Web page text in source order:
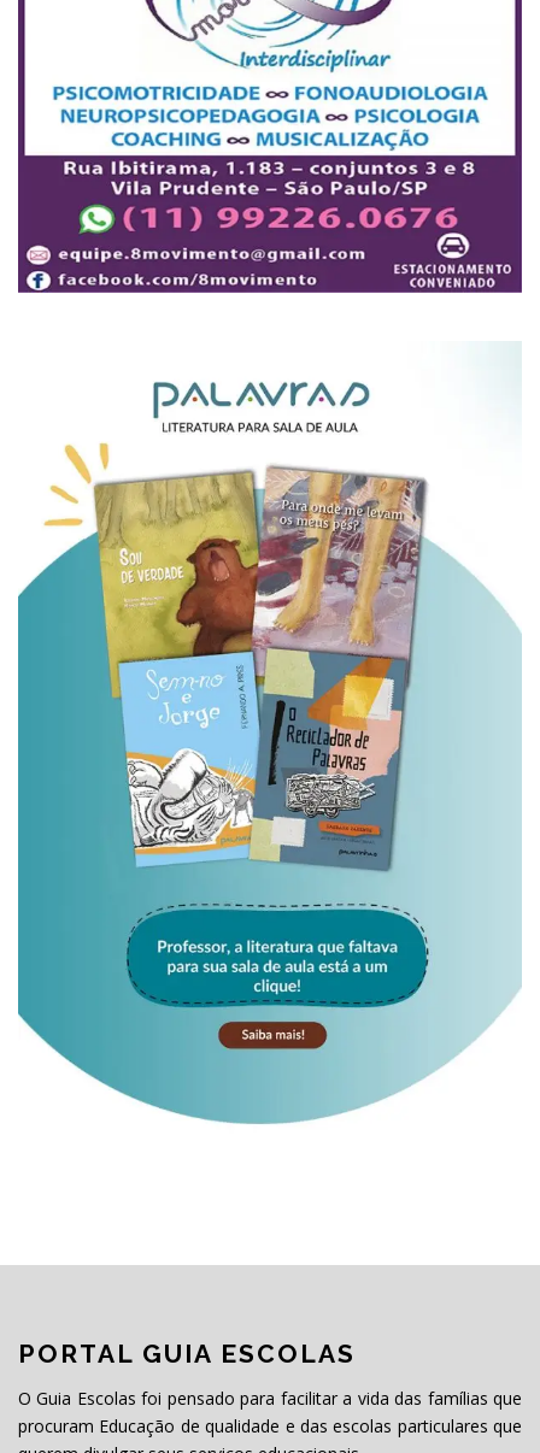
PORTAL GUIA ESCOLAS
O Guia Escolas foi pensado para facilitar a vida das famílias que
procuram Educação de qualidade e das escolas particulares que